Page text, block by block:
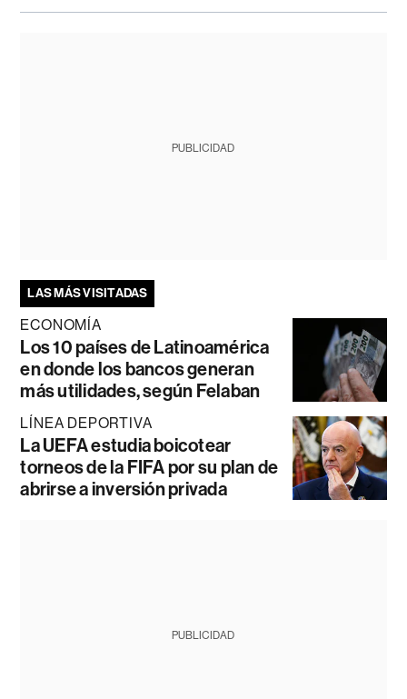
PUBLICIDAD
LAS MÁS VISITADAS
ECONOMÍA
Los 10 países de Latinoamérica
en donde los bancos generan
más utilidades, según Felaban
LÍNEA DEPORTIVA
La UEFA estudia boicotear
torneos de la FIFA por su plan de
abrirse a inversión privada
PUBLICIDAD